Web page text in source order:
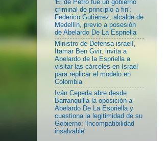
'El de Petro fue un gobierno
criminal de principio a fin':
Federico Gutiérrez, alcalde de
Medellín, previo a posesión
de Abelardo De La Espriella
Ministro de Defensa israelí,
Itamar Ben Gvir, invita a
Abelardo de la Espriella a
visitar las cárceles en Israel
para replicar el modelo en
Colombia
Iván Cepeda abre desde
Barranquilla la oposición a
Abelardo De La Espriella y
cuestiona la legitimidad de su
Gobierno: 'Incompatibilidad
insalvable'